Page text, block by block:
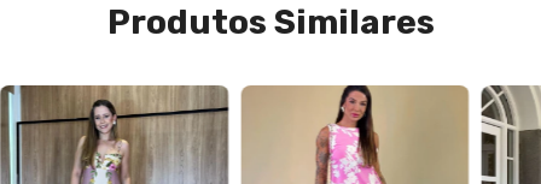
Produtos Similares